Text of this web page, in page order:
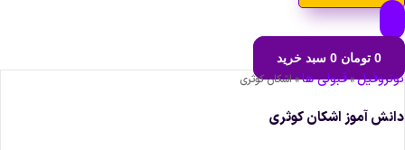
0 تومان 0 سبد خرید
نوتروفیل»قبولی ها»اشکان کوثری
دانش آموز اشکان کوثری